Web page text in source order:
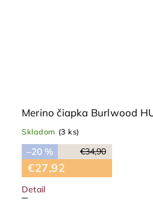
Merino čiapka Burlwood
Skladom (3 ks)
€34,90
–20 %
€27,92
Detail